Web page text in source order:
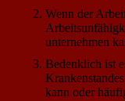
Wenn der
unternehmen
Bedenklich ist
kann oder